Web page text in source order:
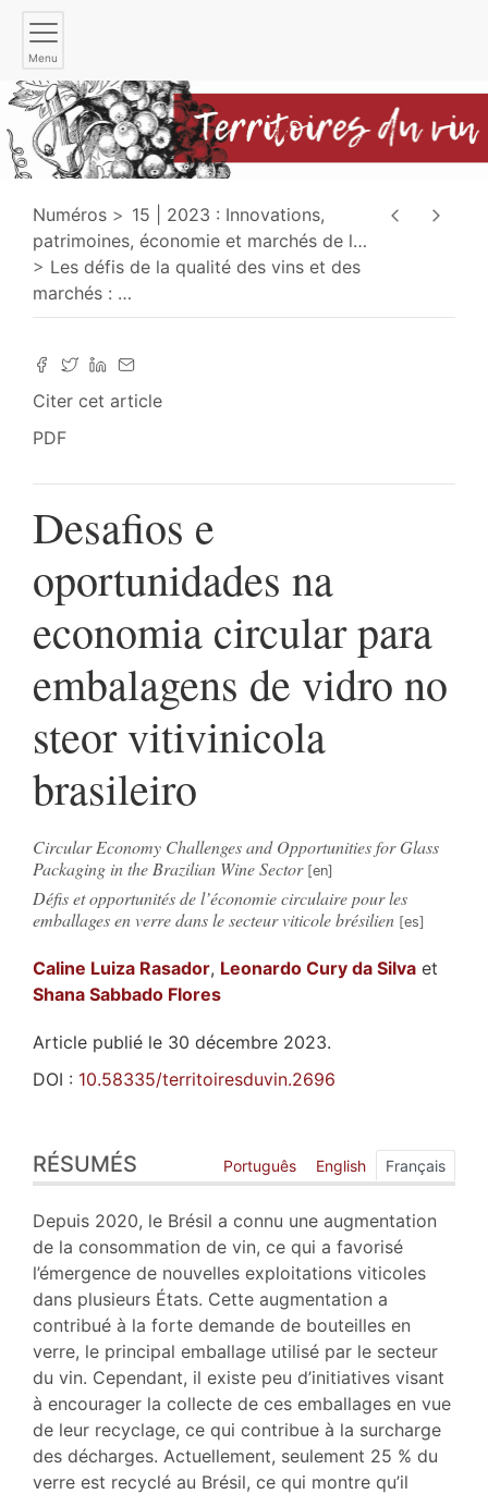
Menu
Numéros
15 | 2023 : Innovations,
patrimoines, économie et marchés de l…
Les défis de la qualité des vins et des
marchés : …
Citer cet article
PDF
Desafios e
oportunidades na
economia circular para
embalagens de vidro no
steor vitivinicola
brasileiro
Circular Economy Challenges and Opportunities for Glass
Packaging in the Brazilian Wine Sector
Défis et opportunités de l’économie circulaire pour les
emballages en verre dans le secteur viticole brésilien
Caline Luiza Rasador, Leonardo Cury da Silva et
Shana Sabbado Flores
Article publié le 30 décembre 2023.
DOI : 10.58335/territoiresduvin.2696
Index
Plan
Texte
Bibliographie
Notes
Illustrations
Citer cet article
Auteurs
RÉSUMÉS Português English Français
Depuis 2020, le Brésil a connu une augmentation
de la consommation de vin, ce qui a favorisé
l’émergence de nouvelles exploitations viticoles
dans plusieurs États. Cette augmentation a
contribué à la forte demande de bouteilles en
verre, le principal emballage utilisé par le secteur
du vin. Cependant, il existe peu d’initiatives visant
à encourager la collecte de ces emballages en vue
de leur recyclage, ce qui contribue à la surcharge
des décharges. Actuellement, seulement 25 % du
verre est recyclé au Brésil, ce qui montre qu’il